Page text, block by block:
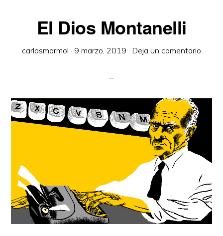
El Dios Montanelli
carlosmarmol · 9 marzo, 2019 · Deja un comentario